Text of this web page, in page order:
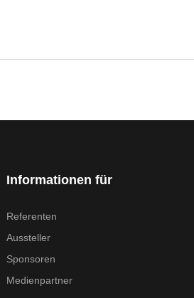
Informationen für
Referenten
Aussteller
Sponsoren
Medienpartner